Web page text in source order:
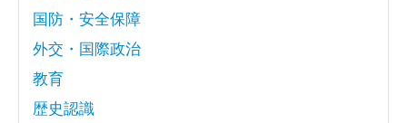
国防・安全保障
外交・国際政治
教育
歴史認識